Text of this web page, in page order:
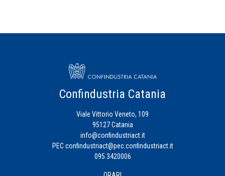
Confindustria Catania
Viale Vittorio Veneto, 109
95127 Catania
info@confindustriact.it
PEC confindustriact@pec.confindustriact.it
095 3420006